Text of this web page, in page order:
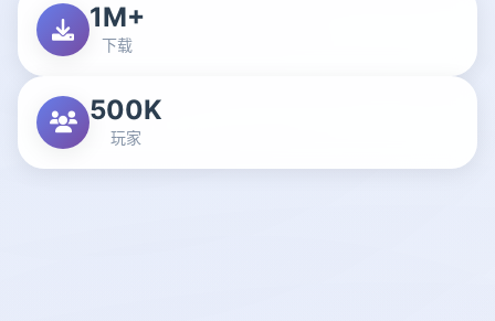
1M+
下载
500K
玩家